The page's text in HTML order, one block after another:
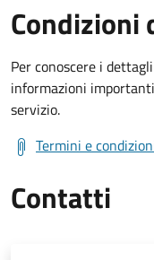
Condizioni
Per conoscere i
informazioni
servizio.
Termini e
Contatti